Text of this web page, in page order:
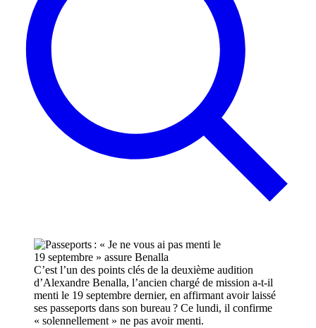
C’est l’un des points clés de la deuxième audition
d’Alexandre Benalla, l’ancien chargé de mission a-t-il
menti le 19 septembre dernier, en affirmant avoir laissé
ses passeports dans son bureau ? Ce lundi, il confirme
« solennellement » ne pas avoir menti.